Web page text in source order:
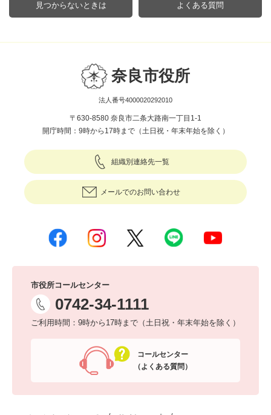
見つからないときは よくある質問
奈良市役所
法人番号4000020292010
〒630-8580 奈良市二条大路南一丁目1-1
開庁時間：9時から17時まで（土日祝・年末年始を除く）
組織別連絡先一覧
メールでのお問い合わせ
市役所コールセンター
0742-34-1111
ご利用時間：9時から17時まで（土日祝・年末年始を除く）
コールセンター
（よくある質問）